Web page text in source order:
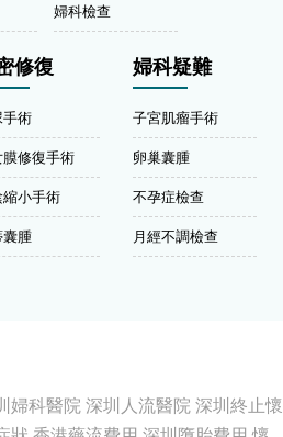
婦科檢查
修復
術
膜修復手術
小手術
腫
婦科疑難
子宮肌瘤手術
卵巢囊腫
不孕症檢查
月經不調檢查
婦科醫院深圳人流醫院深圳終止懷